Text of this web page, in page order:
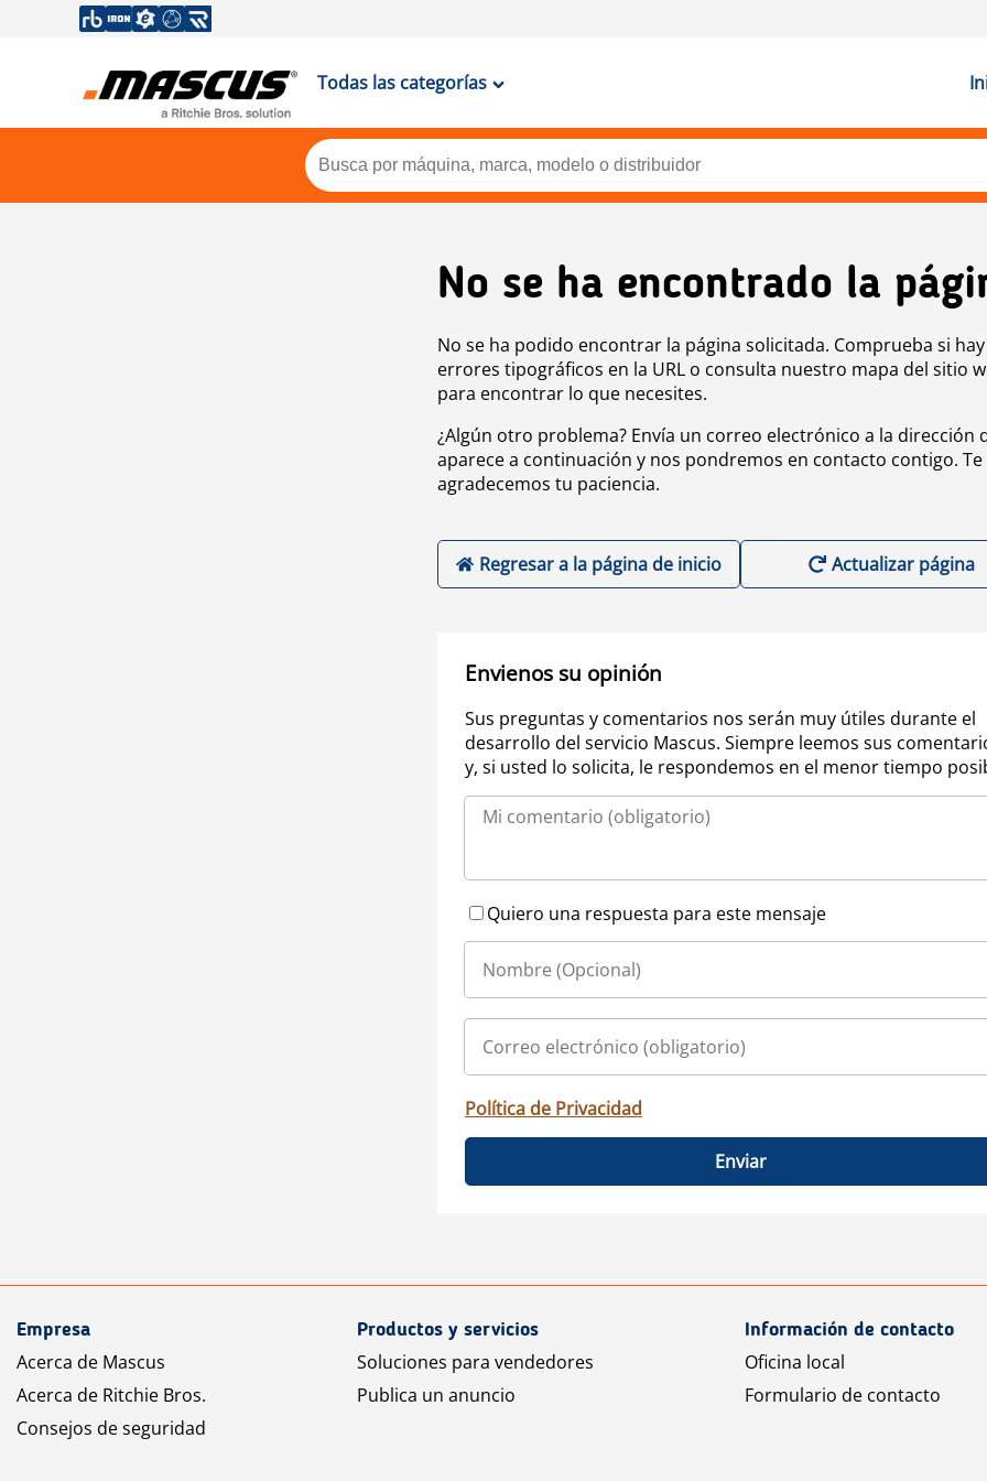
Todas las categorías
No se ha encontrado la
No se ha podido encontrar la página solicitada. Comprueba si hay
errores tipográficos en la URL o consulta nuestro mapa del sitio
para encontrar lo que necesites.
¿Algún otro problema? Envía un correo electrónico a la dirección
aparece a continuación y nos pondremos en contacto contigo. Te
agradecemos tu paciencia.
Regresar a la página de inicio Actualizar página
Envienos su opinión
Sus preguntas y comentarios nos serán muy útiles durante el
desarrollo del servicio Mascus. Siempre leemos sus
y, si usted lo solicita, le respondemos en el menor tiempo
Quiero una respuesta para este mensaje
Política de Privacidad
Enviar
Empresa
Acerca de Mascus
Acerca de Ritchie Bros.
Consejos de seguridad
Productos y servicios
Soluciones para vendedores
Publica un anuncio
Información de contacto
Oficina local
Formulario de contacto